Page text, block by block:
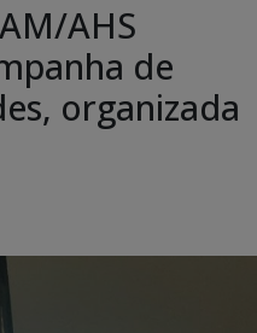
AHS
de
organizada